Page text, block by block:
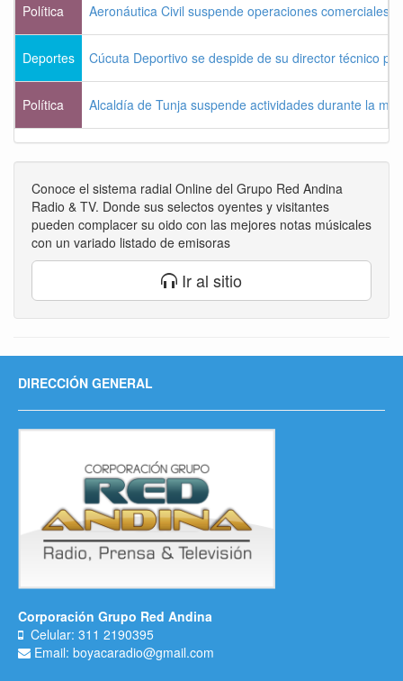
Política Aeronáutica Civil suspende operaciones comerciales
Deportes Cúcuta Deportivo se despide de su director técnico
Política Alcaldía de Tunja suspende actividades durante la
Conoce el sistema radial Online del Grupo Red Andina
Radio & TV. Donde sus selectos oyentes y visitantes
pueden complacer su oido con las mejores notas músicales
con un variado listado de emisoras
Ir al sitio
DIRECCIÓN GENERAL
Corporación Grupo Red Andina
Celular: 311 2190395
Email: boyacaradio@gmail.com